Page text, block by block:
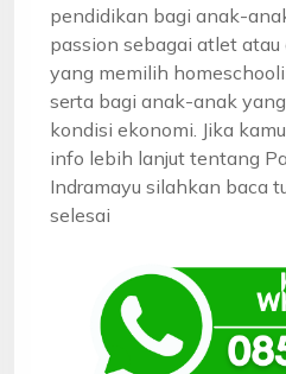
pendidikan bagi anak-
passion sebagai atlet atau
yang memilih
serta bagi anak-anak
kondisi ekonomi. Jika
info lebih lanjut tentang
Indramayu silahkan baca
selesai